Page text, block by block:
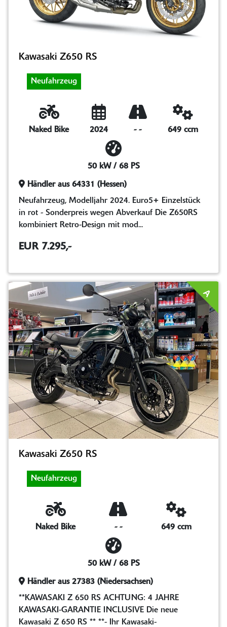
Kawasaki Z650 RS
Neufahrzeug
Naked Bike 2024 - - 649 ccm
50 kW / 68 PS
Händler aus 64331 (Hessen)
Neufahrzeug, Modelljahr 2024. Euro5+ Einzelstück
in rot - Sonderpreis wegen Abverkauf Die Z650RS
kombiniert Retro-Design mit mod...
EUR 7.295,-
Kawasaki Z650 RS
Neufahrzeug
Naked Bike - - 649 ccm
50 kW / 68 PS
Händler aus 27383 (Niedersachsen)
**KAWASAKI Z 650 RS ACHTUNG: 4 JAHRE
KAWASAKI-GARANTIE INCLUSIVE Die neue
Kawasaki Z 650 RS ** **- Ihr Kawasaki-
A